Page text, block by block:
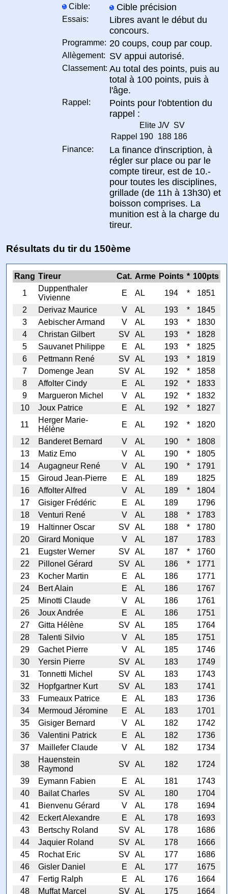
Cible: Cible précision
Essais:
Libres avant le début du
concours.
Programme: 20 coups, coup par coup.
Allègement: SV appui autorisé.
Classement: Au total des points, puis au
total à 100 points, puis à
l'âge.
Rappel:
Points pour l'obtention du
rappel :
Elite J/V SV
Rappel 190 188 186
Finance:
La finance d'inscription, à
régler sur place ou par le
compte tireur, est de 10.-
pour toutes les disciplines,
grillade (de 11h à 13h30) et
boisson comprises. La
munition est à la charge du
tireur.
Résultats du tir du 150ème
Rang Tireur Cat. Arme Points * 100pts
1
Duppenthaler
Vivienne
E AL 194 *
1851
2
Derivaz Maurice V AL 193 *
1845
3
Aebischer Armand V AL 193 *
1830
4
Christan Gilbert SV AL 193 *
1828
5
Sauvanet Philippe E AL 193 *
1825
6
Pettmann René SV AL 193 *
1819
7
Domenge Jean SV AL 192 *
1858
8
Affolter Cindy E AL 192 *
1833
9
Margueron Michel V AL 192 *
1832
10
Joux Patrice E AL 192 *
1827
11
Herger Marie-
Hélène
E AL 192 *
1820
12
Banderet Bernard V AL 190 *
1808
13
Matiz Emo V AL 190 *
1805
14
Augagneur René V AL 190 *
1791
15
Giroud Jean-Pierre E AL 189
1825
16
Affolter Alfred V AL 189 *
1804
17
Gisiger Frédéric E AL 189
1796
18
Venturi René V AL 188 *
1783
19
Haltinner Oscar SV AL 188 *
1780
20
Girard Monique V AL 187
1783
21
Eugster Werner SV AL 187 *
1760
22
Pillonel Gérard SV AL 186 *
1771
23
Kocher Martin E AL 186
1771
24
Bert Alain E AL 186
1767
25
Minotti Claude V AL 186
1761
26
Joux Andrée E AL 186
1751
27
Gitta Hélène SV AL 185
1764
28
Talenti Silvio V AL 185
1751
29
Gachet Pierre V AL 185
1746
30
Yersin Pierre SV AL 183
1749
31
Tonnetti Michel SV AL 183
1743
32
Hopfgartner Kurt SV AL 183
1741
33
Fumeaux Patrice E AL 183
1736
34
Mermoud Jéromine E AL 183
1701
35
Gisiger Bernard V AL 182
1742
36
Valentini Patrick E AL 182
1736
37
Maillefer Claude V AL 182
1734
38
Hauenstein
Raymond
SV AL 182
1724
39
Eymann Fabien E AL 181
1743
40
Bailat Charles SV AL 180
1704
41
Bienvenu Gérard V AL 178
1694
42
Eckert Alexandre E AL 178
1693
43
Bertschy Roland SV AL 178
1686
44
Jaquier Roland SV AL 178
1666
45
Rochat Eric SV AL 177
1686
46
Gisler Daniel E AL 177
1675
47
Fertig Ralph E AL 176
1664
48
Muffat Marcel SV AL 175 1664